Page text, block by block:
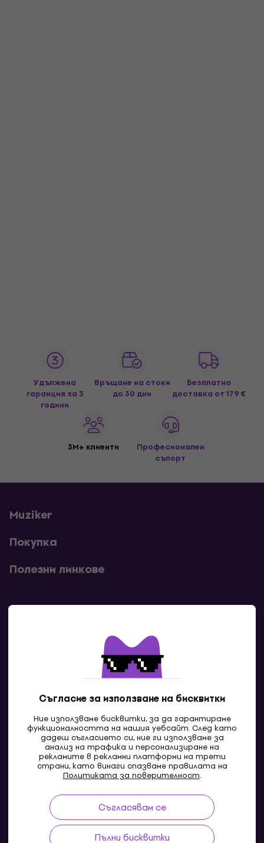
Съгласие за използване на бисквитки
Ние използваме бисквитки, за да гарантираме
функционалността на нашия уебсайт. След като
дадеш съгласието си, ние ги използваме за
анализ на трафика и персонализиране на
рекламите в рекламни платформи на трети
страни, като винаги спазваме правилата на
Политиката за поверителност.
Съгласявам се
Пълни бисквитки
Удължена
гаранция за 3
години
Връщане на стоки
до 30 дни
Безплатна
доставка от 179 €
3M+ клиенти
Професионален
съпорт
Muziker
Покупка
Полезни линкове
Свържи се с нас
BG
Pazaruvaj - Надежден помощник за покупки